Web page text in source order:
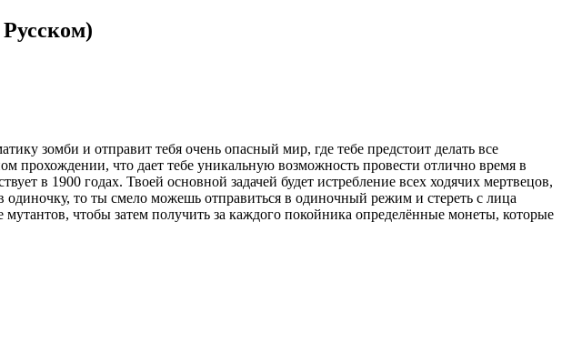
зомби и отправит тебя очень опасный мир, где тебе предстоит делать все
прохождении, что дает тебе уникальную возможность провести отлично время в
в 1900 годах. Твоей основной задачей будет истребление всех ходячих мертвецов,
то ты смело можешь отправиться в одиночный режим и стереть с лица
чтобы затем получить за каждого покойника определённые монеты, которые